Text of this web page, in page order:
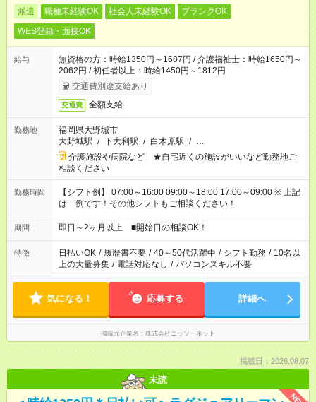
派遣 職種未経験OK 社会人未経験OK
ブランクOK
WEB登録・面接OK
給与
無資格の方：時給1350円～1687円 / 介護福祉士：時給1650円～
2062円 / 初任者以上：時給1450円～1812円
交通費別途支給あり
交通費 全額支給
勤務地
福岡県大野城市
大野城駅 / 下大利駅 / 白木原駅 / …
介護施設や病院など ★自宅近くの施設がいいなど勤務地ご
相談ください
勤務時間
【シフト例】 07:00～16:00 09:00～18:00 17:00～09:00 ※ 上記
は一例です！その他シフトもご相談ください！
期間 即日～2ヶ月以上 ■開始日の相談OK！
特徴 日払いOK / 履歴書不要 / 40～50代活躍中 / シフト勤務 / 10名以
上の大量募集 / 電話対応なし / パソコンスキル不要
気になる！ 応募する 詳細へ
掲載元企業名 株式会社ニッソーネット
掲載日：2026.08.07
未読